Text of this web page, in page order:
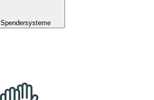
Spendersysteme